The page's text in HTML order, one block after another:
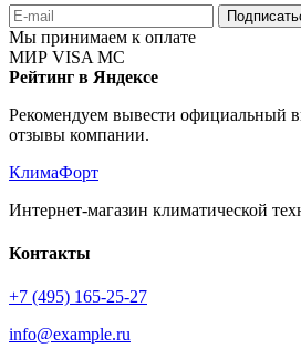
Мы принимаем к оплате
МИР VISA MC
Рейтинг в Яндексе
Рекомендуем вывести официальный
отзывы компании.
КлимаФорт
Интернет-магазин климатической
Контакты
+7 (495) 165-25-27
info@example.ru